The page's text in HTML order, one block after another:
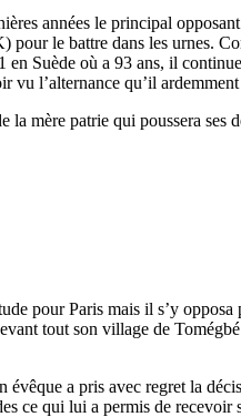
années le principal
le battre dans les urnes.
Suède où a 93 ans, il
vu l’alternance qu’il
mère patrie qui poussera ses
pour Paris mais il s’y opposa
tout son village de
a pris avec regret la
ce qui lui a permis de recevoir